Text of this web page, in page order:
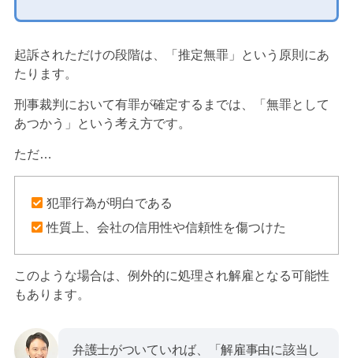
起訴されただけの段階は、「推定無罪」という原則にあ
たります。
刑事裁判において有罪が確定するまでは、「無罪として
あつかう」という考え方です。
ただ…
犯罪行為が明白である
性質上、会社の信用性や信頼性を傷つけた
このような場合は、例外的に処理され解雇となる可能性
もあります。
弁護士がついていれば、「解雇事由に該当し